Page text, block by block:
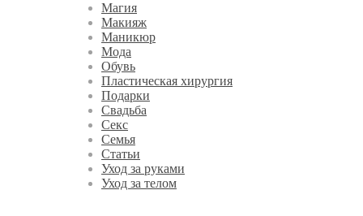
Магия
Макияж
Маникюр
Мода
Обувь
Пластическая хирургия
Подарки
Свадьба
Секс
Семья
Статьи
Уход за руками
Уход за телом